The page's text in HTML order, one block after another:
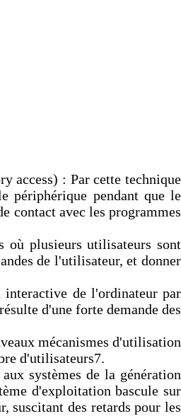
access) : Par cette technique
périphérique pendant que le
contact avec les programmes
où plusieurs utilisateurs sont
de l'utilisateur, et donner
de l'ordinateur par
d'une forte demande des
mécanismes d'utilisation
d'utilisateurs7.
systèmes de la génération
d'exploitation bascule sur
suscitant des retards pour les